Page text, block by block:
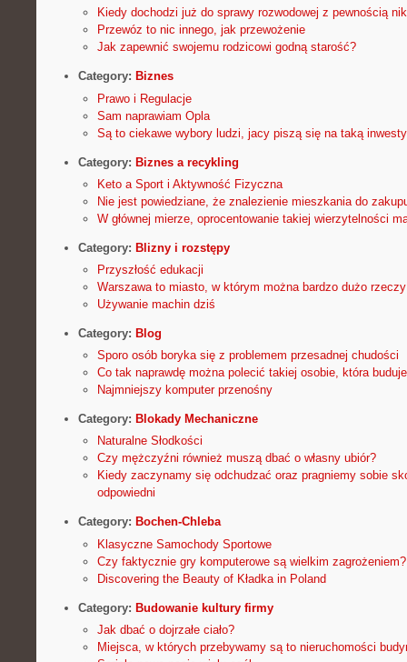
Kiedy dochodzi już do sprawy rozwodowej z pewnością
Przewóz to nic innego, jak przewożenie
Jak zapewnić swojemu rodzicowi godną starość?
Category: Biznes
Prawo i Regulacje
Sam naprawiam Opla
Są to ciekawe wybory ludzi, jacy piszą się na taką
Category: Biznes a recykling
Keto a Sport i Aktywność Fizyczna
Nie jest powiedziane, że znalezienie mieszkania do
W głównej mierze, oprocentowanie takiej wierzytelności
Category: Blizny i rozstępy
Przyszłość edukacji
Warszawa to miasto, w którym można bardzo dużo rzeczy
Używanie machin dziś
Category: Blog
Sporo osób boryka się z problemem przesadnej chudości
Co tak naprawdę można polecić takiej osobie, która
Najmniejszy komputer przenośny
Category: Blokady Mechaniczne
Naturalne Słodkości
Czy mężczyźni również muszą dbać o własny ubiór?
Kiedy zaczynamy się odchudzać oraz pragniemy sobie
odpowiedni
Category: Bochen-Chleba
Klasyczne Samochody Sportowe
Czy faktycznie gry komputerowe są wielkim zagrożeniem?
Discovering the Beauty of Kładka in Poland
Category: Budowanie kultury firmy
Jak dbać o dojrzałe ciało?
Miejsca, w których przebywamy są to nieruchomości